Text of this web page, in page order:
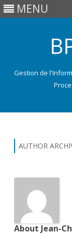
MENU
Gestion de
AUTHOR
About Jean-